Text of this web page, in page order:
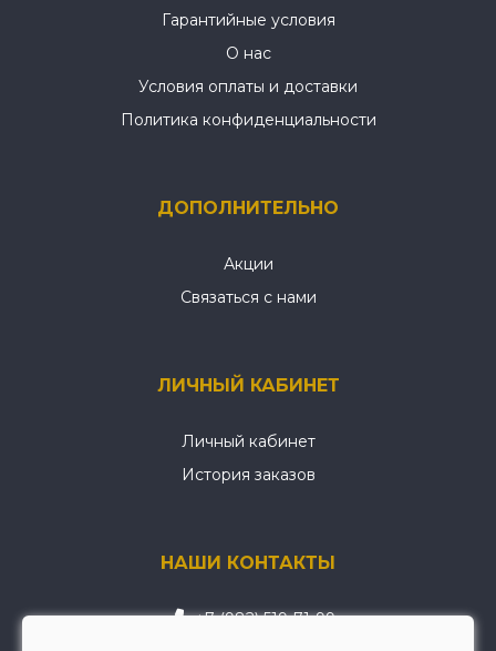
Гарантийные условия
О нас
Условия оплаты и доставки
Политика конфиденциальности
ДОПОЛНИТЕЛЬНО
Акции
Связаться с нами
ЛИЧНЫЙ КАБИНЕТ
Личный кабинет
История заказов
НАШИ КОНТАКТЫ
+7 (982) 519-71-99